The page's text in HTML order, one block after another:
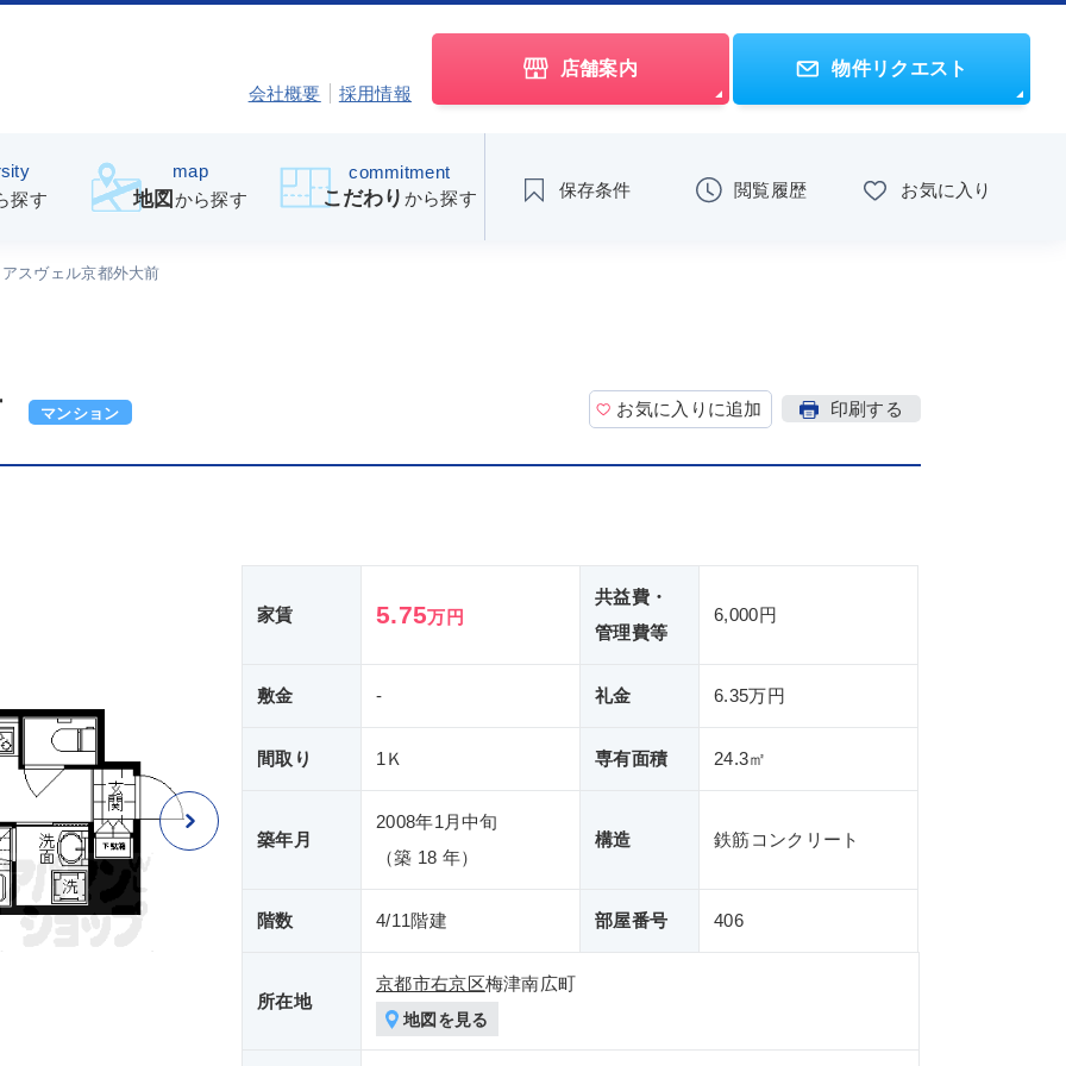
会社概要 採用情報
店舗案内 物件リクエスト
探す
map
地図 から探す
commitment
こだわり から探す 保存条件 閲覧履歴 お気に入り
アスヴェル京都外大前
マンション お気に入りに追加 印刷する
家賃 5.75万円
共益費・
管理費等
6,000円
敷金 - 礼金 6.35万円
間取り 1Ｋ 専有面積 24.3㎡
築年月
2008年1月中旬
（築 18 年）
構造 鉄筋コンクリート
階数 4/11階建 部屋番号 406
所在地
京都市右京区梅津南広町
地図を見る